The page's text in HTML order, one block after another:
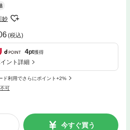
妙
(税込)
4pt獲得
ント詳細
ド利用でさらにポイント+2%
可
今すぐ買う